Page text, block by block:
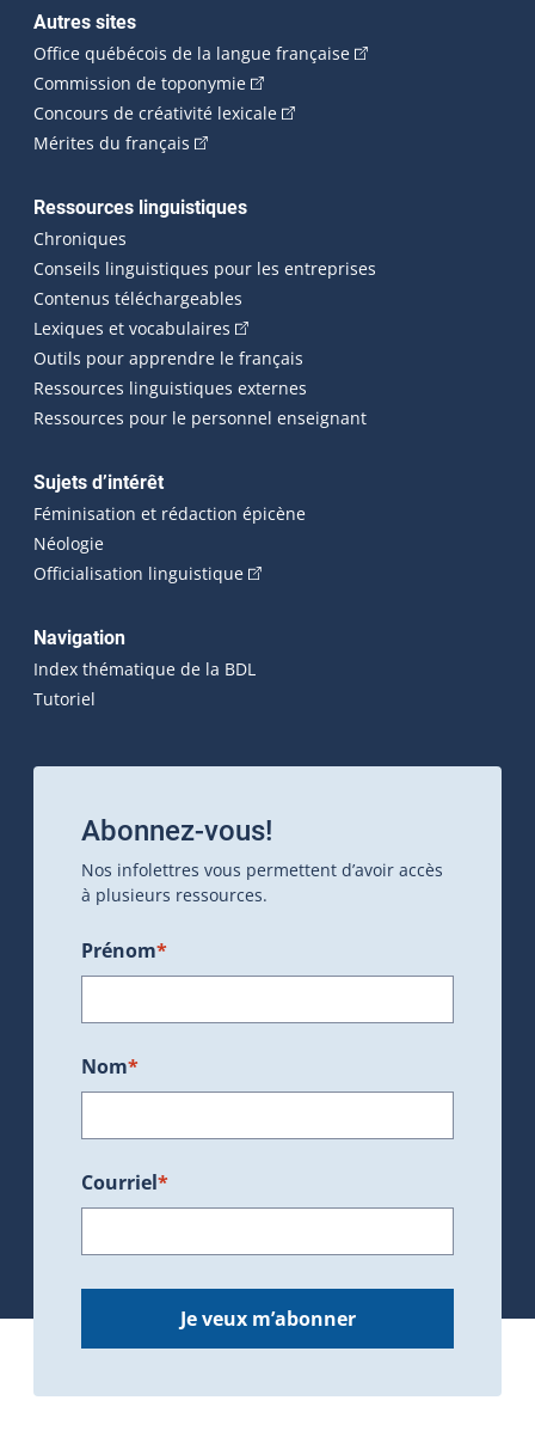
Autres sites
Office québécois de la langue française(Cet hyperlien
Commission de toponymie(Cet hyperlien externe s'ouvrira
Concours de créativité lexicale(Cet hyperlien externe
Mérites du français (Cet hyperlien externe s'ouvrira dans une
Ressources linguistiques
Chroniques
Conseils linguistiques pour les entreprises
Contenus téléchargeables
Lexiques et vocabulaires (Cet hyperlien externe s'ouvrira
Outils pour apprendre le français
Ressources linguistiques externes
Ressources pour le personnel enseignant
Sujets d’intérêt
Féminisation et rédaction épicène
Néologie
Officialisation linguistique(Cet hyperlien externe s'ouvrira
Navigation
Index thématique de la BDL
Tutoriel
Abonnez-vous!
Nos infolettres vous permettent d’avoir accès
à plusieurs ressources.
Prénom*
Nom*
Courriel*
Je veux m’abonner